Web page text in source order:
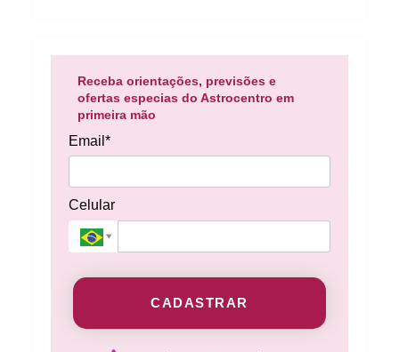
Receba orientações, previsões e
ofertas especias do Astrocentro em
primeira mão
Email*
Celular
CADASTRAR